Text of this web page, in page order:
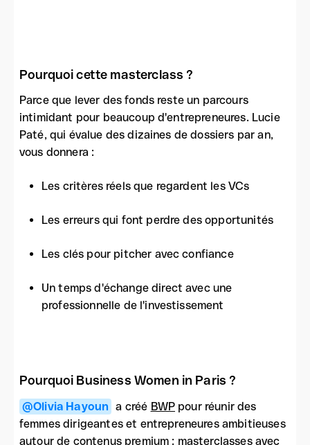
Pourquoi cette masterclass ?
Parce que lever des fonds reste un parcours
intimidant pour beaucoup d'entrepreneures. Lucie
Paté, qui évalue des dizaines de dossiers par an,
vous donnera :
Les critères réels que regardent les VCs
Les erreurs qui font perdre des opportunités
Les clés pour pitcher avec confiance
Un temps d'échange direct avec une
professionnelle de l'investissement
Pourquoi Business Women in Paris ?
@Olivia Hayoun a créé BWP pour réunir des
femmes dirigeantes et entrepreneures ambitieuses
autour de contenus premium : masterclasses avec